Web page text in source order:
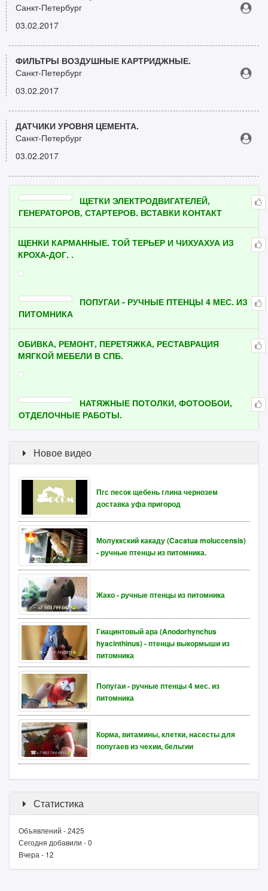
Санкт-Петербург
03.02.2017
ФИЛЬТРЫ ВОЗДУШНЫЕ КАРТРИДЖНЫЕ.
Санкт-Петербург
03.02.2017
ДАТЧИКИ УРОВНЯ ЦЕМЕНТА.
Санкт-Петербург
03.02.2017
ЩЕТКИ ЭЛЕКТРОДВИГАТЕЛЕЙ,
ГЕНЕРАТОРОВ, СТАРТЕРОВ. ВСТАВКИ КОНТАКТ
ЩЕНКИ КАРМАННЫЕ. ТОЙ ТЕРЬЕР И ЧИХУАХУА ИЗ
КРОХА-ДОГ. .
ПОПУГАИ - РУЧНЫЕ ПТЕНЦЫ 4 МЕС. ИЗ
ПИТОМНИКА
ОБИВКА, РЕМОНТ, ПЕРЕТЯЖКА, РЕСТАВРАЦИЯ
МЯГКОЙ МЕБЕЛИ В СПБ.
НАТЯЖНЫЕ ПОТОЛКИ, ФОТООБОИ,
ОТДЕЛОЧНЫЕ РАБОТЫ.
Новое видео
Пгс песок щебень глина чернозем
доставка уфа пригород
Молуккский какаду (Cacatua moluccensis)
- ручные птенцы из питомника.
Жако - ручные птенцы из питомника
Гиацинтовый ара (Anodorhynchus
hyacinthinus) - птенцы выкормыши из
питомника
Попугаи - ручные птенцы 4 мес. из
питомника
Корма, витамины, клетки, насесты для
попугаев из чехии, бельгии
Статистика
Объявлений - 2425
Сегодня добавили - 0
Вчера - 12